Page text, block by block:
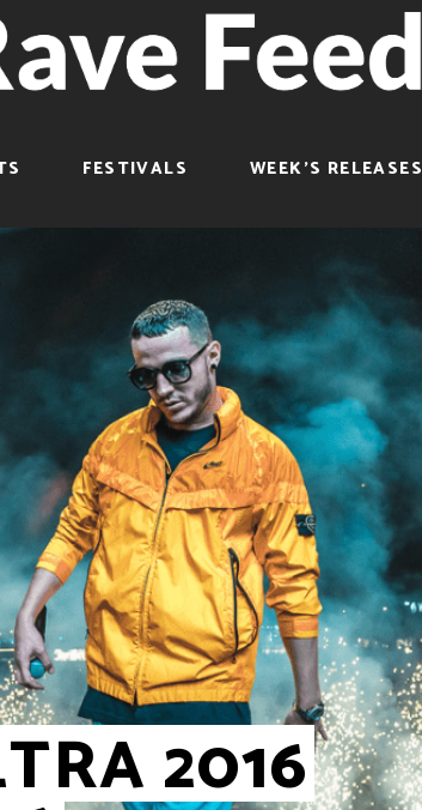
FESTIVALS WEEK’S RELEASES
2016